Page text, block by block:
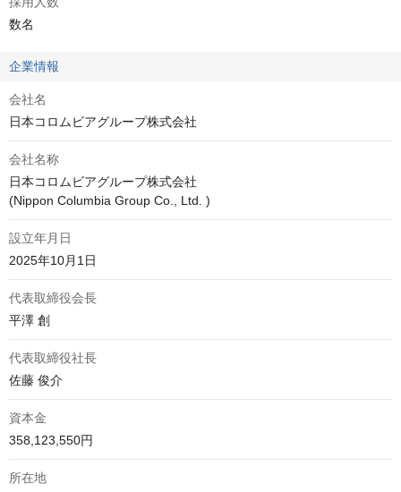
数名
企業情報
会社名
日本コロムビアグループ株式会社
会社名称
日本コロムビアグループ株式会社
(Nippon Columbia Group Co., Ltd. )
設立年月日
2025年10月1日
代表取締役会長
平澤 創
代表取締役社長
佐藤 俊介
資本金
358,123,550円
所在地